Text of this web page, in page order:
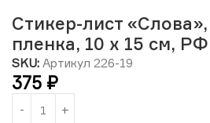
Стикер-лист
пленка, 10 х 15 см, РФ
SKU: Артикул 226-19
375 ₽